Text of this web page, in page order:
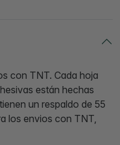
con TNT. Cada hoja
están hechas
un respaldo de 55
los envios con TNT,